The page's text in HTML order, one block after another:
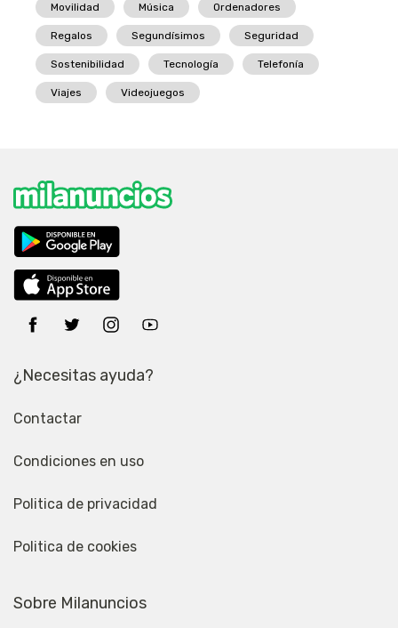
Movilidad Música Ordenadores
Regalos Segundísimos Seguridad
Sostenibilidad Tecnología Telefonía
Viajes Videojuegos
¿Necesitas ayuda?
Contactar
Condiciones en uso
Politica de privacidad
Politica de cookies
Sobre Milanuncios